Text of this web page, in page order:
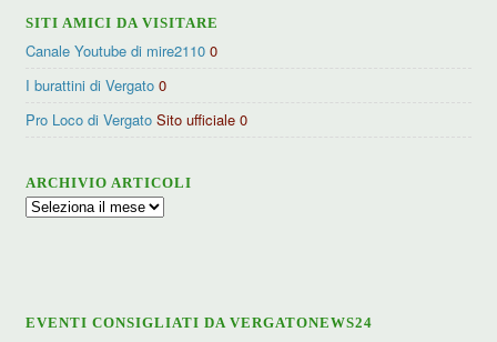
SITI AMICI DA VISITARE
Canale Youtube di mire2110 0
I burattini di Vergato 0
Pro Loco di Vergato Sito ufficiale 0
ARCHIVIO ARTICOLI
Archivio
EVENTI CONSIGLIATI DA VERGATONEWS24